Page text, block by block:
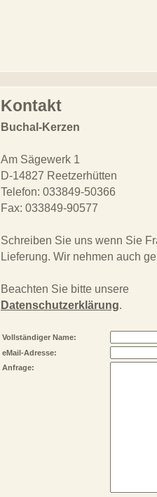
Kontakt
Buchal-Kerzen
Am Sägewerk 1
D-14827 Reetzerhütten
Telefon: 033849-50366
Fax: 033849-90577
Schreiben Sie uns wenn Sie
Lieferung. Wir nehmen auch
Beachten Sie bitte unsere
Datenschutzerklärung.
Vollständiger Name:
eMail-Adresse:
Anfrage: